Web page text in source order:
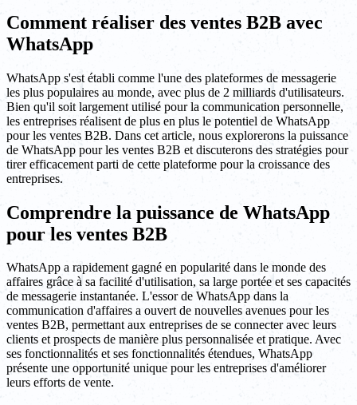
Comment réaliser des ventes B2B avec
WhatsApp
WhatsApp s'est établi comme l'une des plateformes de messagerie
les plus populaires au monde, avec plus de 2 milliards d'utilisateurs.
Bien qu'il soit largement utilisé pour la communication personnelle,
les entreprises réalisent de plus en plus le potentiel de WhatsApp
pour les ventes B2B. Dans cet article, nous explorerons la puissance
de WhatsApp pour les ventes B2B et discuterons des stratégies pour
tirer efficacement parti de cette plateforme pour la croissance des
entreprises.
Comprendre la puissance de WhatsApp
pour les ventes B2B
WhatsApp a rapidement gagné en popularité dans le monde des
affaires grâce à sa facilité d'utilisation, sa large portée et ses capacités
de messagerie instantanée. L'essor de WhatsApp dans la
communication d'affaires a ouvert de nouvelles avenues pour les
ventes B2B, permettant aux entreprises de se connecter avec leurs
clients et prospects de manière plus personnalisée et pratique. Avec
ses fonctionnalités et ses fonctionnalités étendues, WhatsApp
présente une opportunité unique pour les entreprises d'améliorer
leurs efforts de vente.